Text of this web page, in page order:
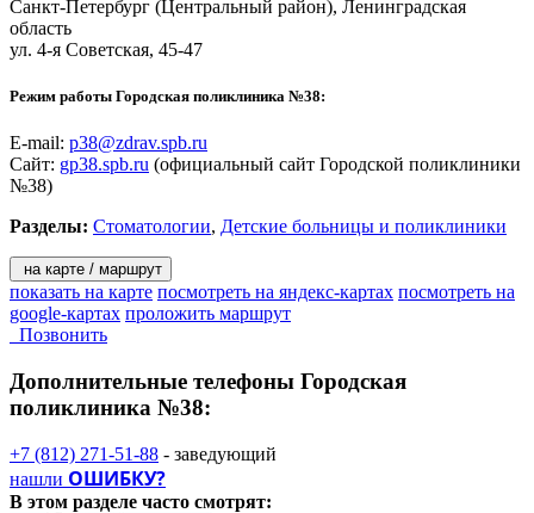
Санкт-Петербург (Центральный район), Ленинградская
область
ул. 4-я Советская, 45-47
Режим работы Городская поликлиника №38:
E-mail: p38@zdrav.spb.ru
Сайт: gp38.spb.ru (официальный сайт Городской поликлиники
№38)
Разделы: Стоматологии, Детские больницы и поликлиники
на карте / маршрут
показать на карте посмотреть на яндекс-картах посмотреть на
google-картах проложить маршрут
Позвонить
Дополнительные телефоны Городская
поликлиника №38:
+7 (812) 271-51-88 - заведующий
нашли ОШИБКУ?
В этом разделе часто смотрят: